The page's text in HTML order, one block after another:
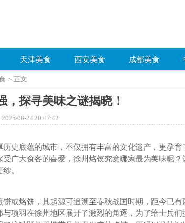
天津美食 西安美食 成都美食
> 正文
，探寻美味之谜揭晓！
06-24 20:07:42
历史底蕴的城市，不仅拥有丰富的文化遗产，更孕
广大食客的喜爱，徐州烙馍究竟哪家最为美味呢？
。
饼或烙饼，其起源可追溯至春秋战国时期，距今已
项羽在徐州地区展开了激烈的角逐，为了给士兵们